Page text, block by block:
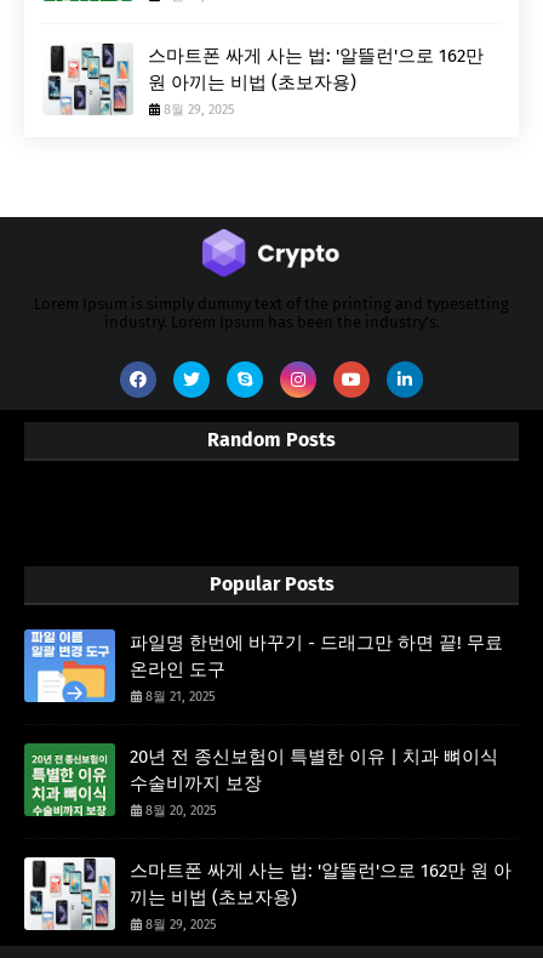
스마트폰 싸게 사는 법: '알뜰런'으로 162만
원 아끼는 비법 (초보자용)
8월 29, 2025
Lorem Ipsum is simply dummy text of the printing and typesetting
industry. Lorem Ipsum has been the industry's.
Random Posts
Popular Posts
파일명 한번에 바꾸기 - 드래그만 하면 끝! 무료
온라인 도구
8월 21, 2025
20년 전 종신보험이 특별한 이유 | 치과 뼈이식
수술비까지 보장
8월 20, 2025
스마트폰 싸게 사는 법: '알뜰런'으로 162만 원 아
끼는 비법 (초보자용)
8월 29, 2025